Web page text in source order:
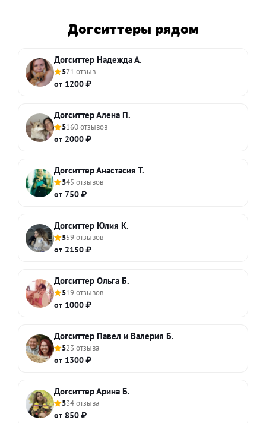
Догситтеры рядом
Догситтер Надежда А.
571 отзыв
от 1200 ₽
Догситтер Алена П.
5160 отзывов
от 2000 ₽
Догситтер Анастасия Т.
545 отзывов
от 750 ₽
Догситтер Юлия К.
559 отзывов
от 2150 ₽
Догситтер Ольга Б.
519 отзывов
от 1000 ₽
Догситтер Павел и Валерия Б.
523 отзыва
от 1300 ₽
Догситтер Арина Б.
534 отзыва
от 850 ₽